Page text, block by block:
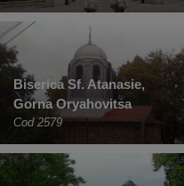
Biserica Sf. Atanasie,
Gorna Oryahovitsa
Cod 2579